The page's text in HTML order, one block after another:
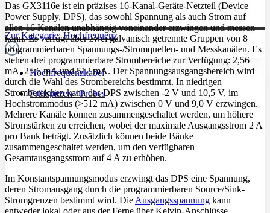
Zur Kategorie: Hochfrequenz
Hochfrequenzkabel
Prüfspitzen / Probes
Das GX3116e ist ein präzises 16-Kanal-Geräte-Netzteil (Device
Power Supply, DPS), das sowohl Spannung als auch Strom auf
allen 16 Kanälen unabhängig voneinander erzwingen und messen
kann. Es verfügt über zwei galvanisch getrennte Gruppen von 8
programmierbaren Spannungs-/Stromquellen- und Messkanälen. Es
stehen drei programmierbare Strombereiche zur Verfügung: 2,56
mA, 25,6 mA und 512 mA. Der Spannungsausgangsbereich wird
durch die Wahl des Strombereichs bestimmt. In niedrigen
Strombereichen kann das DPS zwischen -2 V und 10,5 V, im
Hochstrommodus (>512 mA) zwischen 0 V und 9,0 V erzwingen.
Mehrere Kanäle können zusammengeschaltet werden, um höhere
Stromstärken zu erreichen, wobei der maximale Ausgangsstrom 2 A
pro Bank beträgt. Zusätzlich können beide Bänke
zusammengeschaltet werden, um den verfügbaren
Gesamtausgangsstrom auf 4 A zu erhöhen.
Im Konstantspannungsmodus erzwingt das DPS eine Spannung,
deren Stromausgang durch die programmierbaren Source/Sink-
Stromgrenzen bestimmt wird. Die Ausgangsspannung kann